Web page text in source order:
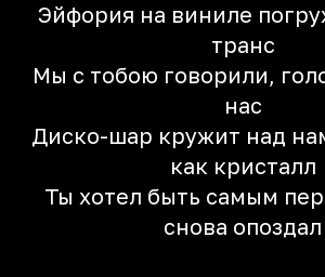
Эйфория на виниле
транс
Мы с тобою говорили,
нас
Диско-шар кружит над
как кристалл
Ты хотел быть самым
снова опоздал